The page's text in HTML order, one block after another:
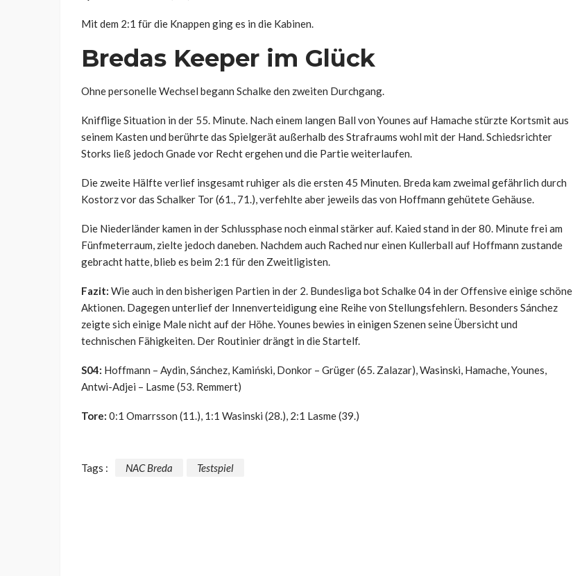
Mit dem 2:1 für die Knappen ging es in die Kabinen.
Bredas Keeper im Glück
Ohne personelle Wechsel begann Schalke den zweiten Durchgang.
Knifflige Situation in der 55. Minute. Nach einem langen Ball von Younes auf Hamache stürzte Kortsmit aus
seinem Kasten und berührte das Spielgerät außerhalb des Strafraums wohl mit der Hand. Schiedsrichter
Storks ließ jedoch Gnade vor Recht ergehen und die Partie weiterlaufen.
Die zweite Hälfte verlief insgesamt ruhiger als die ersten 45 Minuten. Breda kam zweimal gefährlich durch
Kostorz vor das Schalker Tor (61., 71.), verfehlte aber jeweils das von Hoffmann gehütete Gehäuse.
Die Niederländer kamen in der Schlussphase noch einmal stärker auf. Kaied stand in der 80. Minute frei am
Fünfmeterraum, zielte jedoch daneben. Nachdem auch Rached nur einen Kullerball auf Hoffmann zustande
gebracht hatte, blieb es beim 2:1 für den Zweitligisten.
Fazit: Wie auch in den bisherigen Partien in der 2. Bundesliga bot Schalke 04 in der Offensive einige schöne
Aktionen. Dagegen unterlief der Innenverteidigung eine Reihe von Stellungsfehlern. Besonders Sánchez
zeigte sich einige Male nicht auf der Höhe. Younes bewies in einigen Szenen seine Übersicht und
technischen Fähigkeiten. Der Routinier drängt in die Startelf.
S04: Hoffmann – Aydin, Sánchez, Kamiński, Donkor – Grüger (65. Zalazar), Wasinski, Hamache, Younes,
Antwi-Adjei – Lasme (53. Remmert)
Tore: 0:1 Omarrsson (11.), 1:1 Wasinski (28.), 2:1 Lasme (39.)
Tags : NAC Breda Testspiel